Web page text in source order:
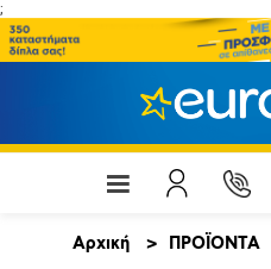
;
Αρχική > ΠΡΟΪΟΝΤΑ